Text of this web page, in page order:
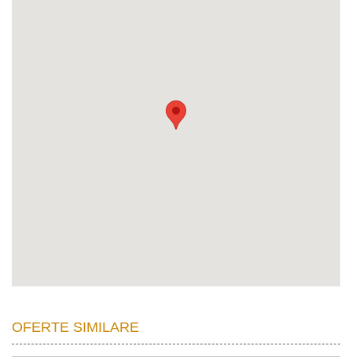
OFERTE SIMILARE